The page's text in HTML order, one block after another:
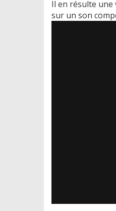
Il en résulte une
sur un son